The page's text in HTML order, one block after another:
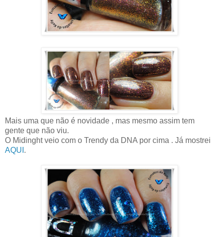
Mais uma que não é novidade , mas mesmo assim tem
gente que não viu.
O Midinght veio com o Trendy da DNA por cima . Já mostrei
AQUI .